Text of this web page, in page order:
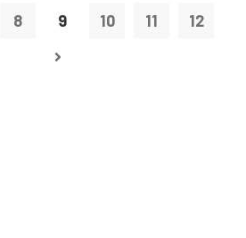
8 9 10 11 12